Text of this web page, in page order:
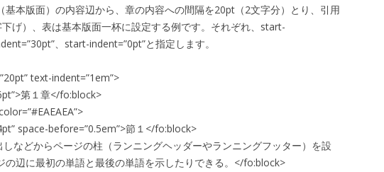
基本版面）の内容辺から、章の内容への間隔を20pt（2文字分）とり、引用
げ）、表は基本版面一杯に設定する例です。それぞれ、start-
、start-indent=”0pt”と指定します。
text-indent=”1em”>
第１章</fo:block>
space-before=”0.5em”>節１</fo:block>
などからページの柱（ランニングヘッダーやランニングフッター）を設
の辺に最初の単語と最後の単語を示したりできる。</fo:block>